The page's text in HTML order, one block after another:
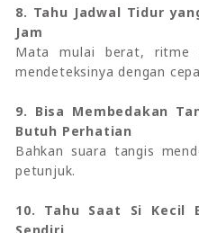
8. Tahu Jadwal Tidur
Jam
Mata mulai berat, ritme
mendeteksinya dengan
9. Bisa Membedakan
Butuh Perhatian
Bahkan suara tangis
petunjuk.
10. Tahu Saat Si Kecil
Sendiri